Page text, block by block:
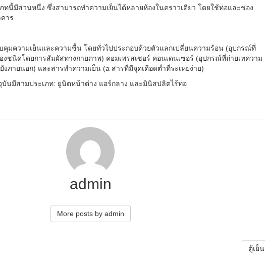
ทนี้มีส่วนหนึ่ง ซึ่งสามารถทำความเย็นได้หลายห้องในคราวเดียว โดยใช้ท่อและช่อง
าร
คุมความเย็นและความชื้น โดยทั่วไปประกอบด้วยตัวแลกเปลี่ยนความร้อน (อุปกรณ์ที่
งชนิดโดยการสัมผัสทางกายภาพ) คอมเพรสเซอร์ คอนเดนเซอร์ (อุปกรณ์ที่ถ่ายเทความ
ภายนอก) และสารทำความเย็น (a สารที่มีจุดเดือดต่ำที่ระเหยง่าย)
นมีสามประเภท: ยูนิตหน้าต่าง แอร์กลาง และมินิสปลิตไร้ท่อ
admin
More posts by admin
ตู้เย็น